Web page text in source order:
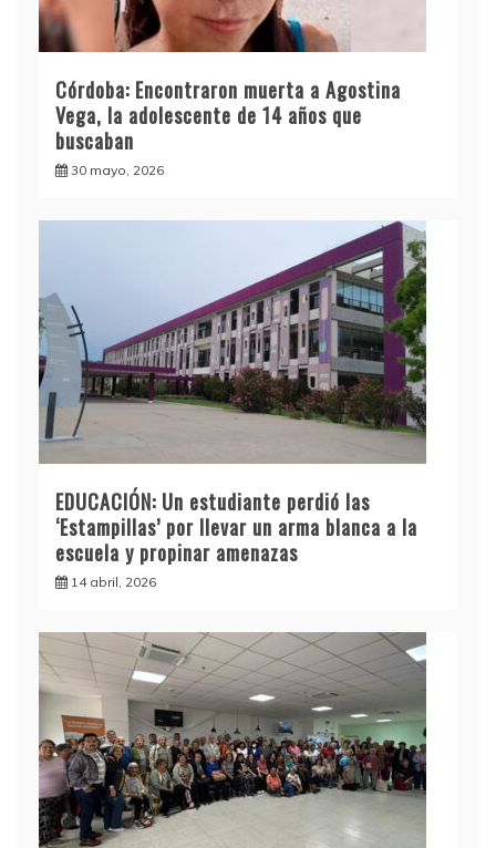
Córdoba: Encontraron muerta a Agostina
Vega, la adolescente de 14 años que
buscaban
30 mayo, 2026
EDUCACIÓN: Un estudiante perdió las
‘Estampillas’ por llevar un arma blanca a la
escuela y propinar amenazas
14 abril, 2026